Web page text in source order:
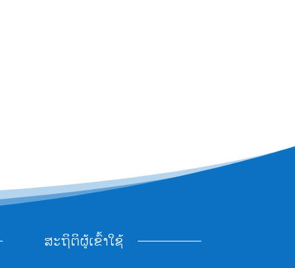
ສະຖິຕິຜູ້ເຂົ້າໃຊ້